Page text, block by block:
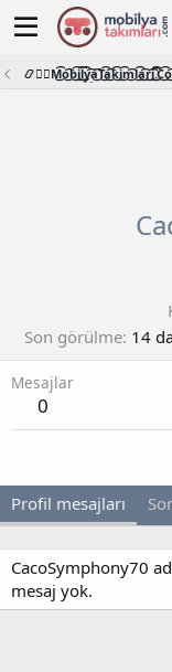
Son görülme 14
Mesajlar
0
Profil mesajları
CacoSymphony70
mesaj yok.